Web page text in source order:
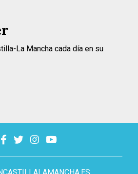
La Mancha cada día en su